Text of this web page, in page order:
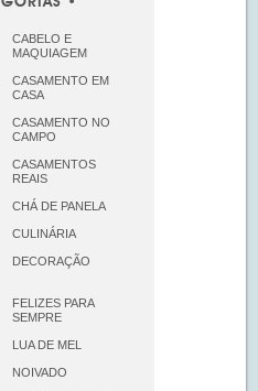
CABELO E
MAQUIAGEM
CASAMENTO EM
CASA
CASAMENTO NO
CAMPO
CASAMENTOS
REAIS
CHÁ DE PANELA
CULINÁRIA
DECORAÇÃO
FELIZES PARA
SEMPRE
LUA DE MEL
NOIVADO